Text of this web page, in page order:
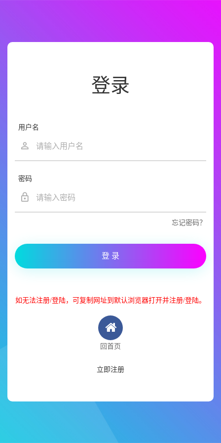
登录
用户名
密码
忘记密码？
登 录
如无法注册/登陆，可复制网址到默认浏览器打开并注册/登陆。
回首页
立即注册